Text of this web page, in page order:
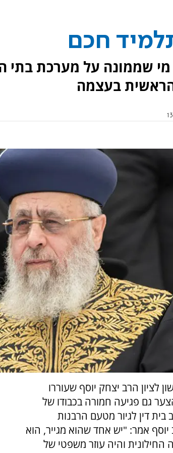
חכם
שממונה על מערכת בתי
הראשית בעצמה
לציון הרב יצחק יוסף שעוררו
גם פגיעה חמורה בכבודו של
דין לגיור מטעם הרבנות
אמר: "יש אחד שהוא מגייר, הוא
החילונית והיה עוזר משפטי של